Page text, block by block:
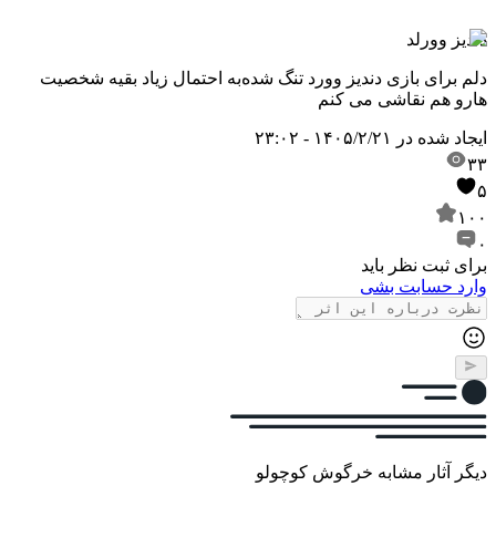
دندیز وورلد
دلم برای بازی دندیز وورد تنگ شدهبه احتمال زیاد بقیه شخصیت
هارو هم نقاشی می کنم
ایجاد شده در
۱۴۰۵/۲/۲۱ - ۲۳:۰۲
۳۳
۵
۱۰۰
۰
برای ثبت نظر باید
وارد حسابت بشی
دیگر آثار مشابه خرگوش کوچولو